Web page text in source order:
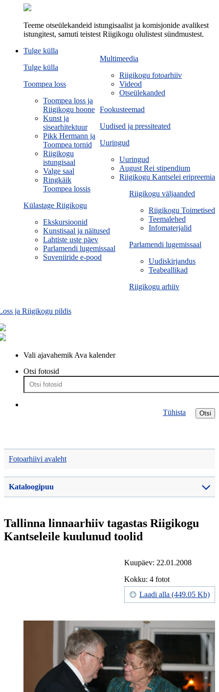
Teeme otseülekandeid istungisaalist ja komisjonide avalikest
istungitest, samuti teistest Riigikogu olulistest sündmustest.
Multimeedia
Riigikogu fotoarhiiv
Videod
Otseülekanded
Fookusteemad
Uudised ja pressiteated
Uuringud
Uuringud
August Rei stipendium
Riigikogu Kantselei eripreemia
Riigikogu väljaanded
Riigikogu Toimetised
Teemalehed
Infomaterjalid
Parlamendi lugemissaal
Uudiskirjandus
Teabeallikad
Riigikogu arhiiv
Tulge külla
Tulge külla
Toompea loss
Toompea loss ja
Riigikogu hoone
Kunst ja
sisearhitektuur
Pikk Hermann ja
Toompea tornid
Riigikogu
istungisaal
Valge saal
Ringkäik
Toompea lossis
Külastage Riigikogu
Ekskursioonid
Kunstisaal ja näitused
Lahtiste uste päev
Parlamendi lugemissaal
Suveniiride e-pood
ja Riigikogu pildis
Vali ajavahemik Ava kalender
Otsi fotosid
Otsi
Tühista
Fotoarhiivi avaleht
Kataloogipuu
Tallinna linnaarhiiv tagastas Riigikogu
Kantseleile kuulunud toolid
Kuupäev: 22.01.2008
Kokku: 4 fotot
Laadi alla (449.05 Kb)